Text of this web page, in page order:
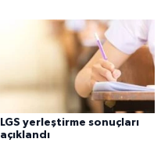
LGS yerleştirme sonuçları
açıklandı